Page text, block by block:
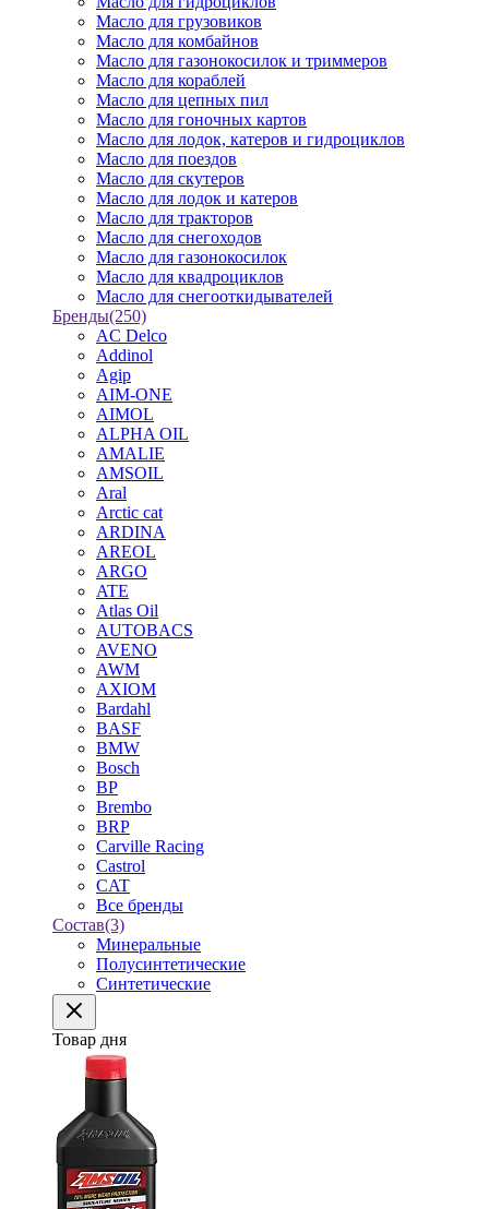
Масло для грузовиков
Масло для комбайнов
Масло для газонокосилок и триммеров
Масло для кораблей
Масло для цепных пил
Масло для гоночных картов
Масло для лодок, катеров и гидроциклов
Масло для поездов
Масло для скутеров
Масло для лодок и катеров
Масло для тракторов
Масло для снегоходов
Масло для газонокосилок
Масло для квадроциклов
Масло для снегооткидывателей
Бренды(250)
AC Delco
Addinol
Agip
AIM-ONE
AIMOL
ALPHA OIL
AMALIE
AMSOIL
Aral
Arctic cat
ARDINA
AREOL
ARGO
ATE
Atlas Oil
AUTOBACS
AVENO
AWM
AXIOM
Bardahl
BASF
BMW
Bosch
BP
Brembo
BRP
Carville Racing
Castrol
CAT
Все бренды
Состав(3)
Минеральные
Полусинтетические
Синтетические
Товар дня